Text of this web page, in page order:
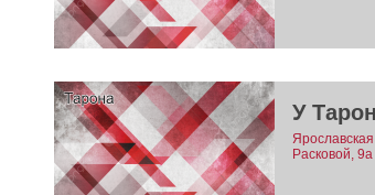
У
Расковой, 9а